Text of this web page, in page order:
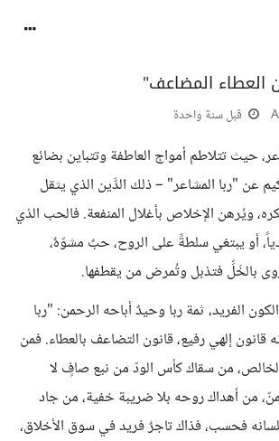
العطاء المضاعف"
قبل سنة واحدة
حيث تتلاطم أمواج العاطفة وتتباين بضائع
عن "ربا المشاعر" – ذلك الدَّين الذي يثقل
ويُرهن الإخلاص بأغلال المنفعة. فالحب الذي
أو يبتغي سلطةً على الروح، حبٌ مشوّهٌ،
بالخَلِّ فتذبل وتُمرض من يقطفها.
الفريد، ثمة ربا وحيدٌ أباحه الرحمن: "ربا
قانون إلهي رفيع، قانون التضاعف بالعطاء. فمن
من سقاك كأس الودّ من نبع صافٍ لا
من أهداك روحه بلا ضريبة خفية، من جاد
فحسب، فذاك تاجرٌ فريد في سوق الأخلاق،